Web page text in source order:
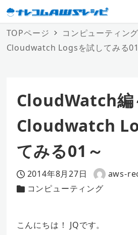
TOPページ コンピューティング
Cloudwatch Logsを試してみる
CloudWatch編
Cloudwatch
てみる01～
投稿日
2014年8月27日
著
者
aws-
カテゴリー
コンピューティング
こんにちは！ JQです。